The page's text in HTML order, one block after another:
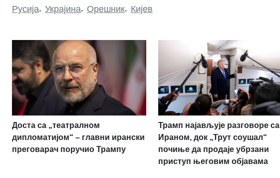
Русија, Украјина, Орешник, Кијев
Доста са „театралном
дипломатијом“ – главни ирански
преговарач поручио Трампу
Трамп најављује разговоре са
Ираном, док „Трут соушал“
почиње да продаје убрзани
приступ његовим објавама